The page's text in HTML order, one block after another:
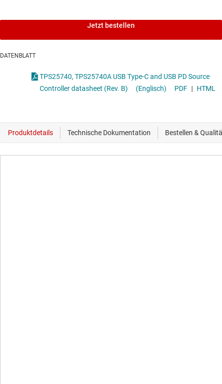
Jetzt bestellen
DATENBLATT
TPS25740, TPS25740A USB Type-C and USB PD Source
Controller datasheet (Rev. B)
(Englisch) PDF | HTML